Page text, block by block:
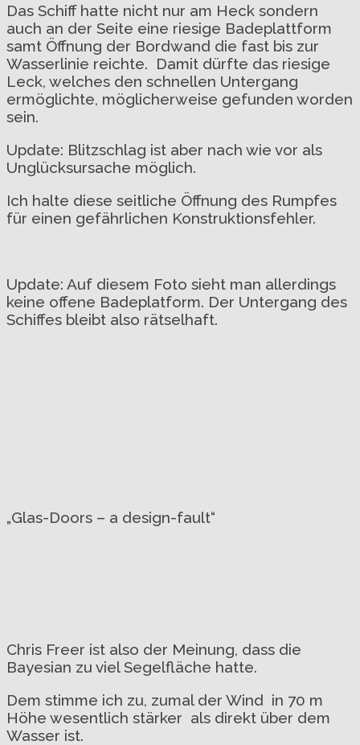
Das Schiff hatte nicht nur am Heck sondern
auch an der Seite eine riesige Badeplattform
samt Öffnung der Bordwand die fast bis zur
Wasserlinie reichte. Damit dürfte das riesige
Leck, welches den schnellen Untergang
ermöglichte, möglicherweise gefunden worden
sein.
Update: Blitzschlag ist aber nach wie vor als
Unglücksursache möglich.
Ich halte diese seitliche Öffnung des Rumpfes
für einen gefährlichen Konstruktionsfehler.
Update: Auf diesem Foto sieht man allerdings
keine offene Badeplatform. Der Untergang des
Schiffes bleibt also rätselhaft.
„Glas-Doors – a design-fault“
Chris Freer ist also der Meinung, dass die
Bayesian zu viel Segelfläche hatte.
Dem stimme ich zu, zumal der Wind in 70 m
Höhe wesentlich stärker als direkt über dem
Wasser ist.